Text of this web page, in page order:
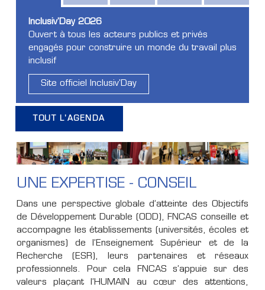
Inclusiv'Day 2026
Ouvert à tous les acteurs publics et privés
engagés pour construire un monde du travail plus
inclusif
Site officiel Inclusiv'Day
TOUT L'AGENDA
UNE EXPERTISE - CONSEIL
Dans une perspective globale d’atteinte des Objectifs
de Développement Durable (ODD), FNCAS conseille et
accompagne les établissements (universités, écoles et
organismes) de l’Enseignement Supérieur et de la
Recherche (ESR), leurs partenaires et réseaux
professionnels. Pour cela FNCAS s’appuie sur des
valeurs plaçant l’HUMAIN au cœur des attentions,